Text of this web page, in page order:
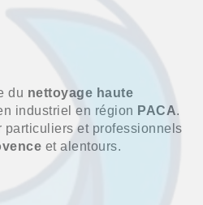
du nettoyage haute
industriel en région PACA.
particuliers et professionnels
et alentours.